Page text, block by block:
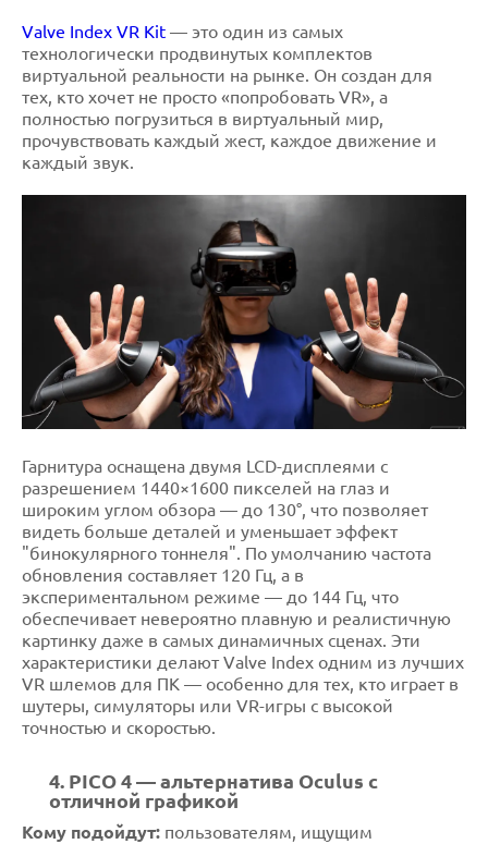
Valve Index VR Kit — это один из самых
технологически продвинутых комплектов
виртуальной реальности на рынке. Он создан для
тех, кто хочет не просто «попробовать VR», а
полностью погрузиться в виртуальный мир,
прочувствовать каждый жест, каждое движение и
каждый звук.
Гарнитура оснащена двумя LCD-дисплеями с
разрешением 1440×1600 пикселей на глаз и
широким углом обзора — до 130°, что позволяет
видеть больше деталей и уменьшает эффект
"бинокулярного тоннеля". По умолчанию частота
обновления составляет 120 Гц, а в
экспериментальном режиме — до 144 Гц, что
обеспечивает невероятно плавную и реалистичную
картинку даже в самых динамичных сценах. Эти
характеристики делают Valve Index одним из лучших
VR шлемов для ПК — особенно для тех, кто играет в
шутеры, симуляторы или VR-игры с высокой
точностью и скоростью.
4. PICO 4 — альтернатива Oculus с
отличной графикой
Кому подойдут: пользователям, ищущим